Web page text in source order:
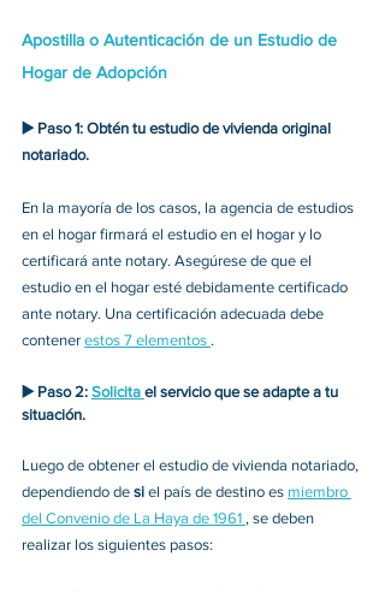
Apostilla o Autenticación de un Estudio de
Hogar de Adopción
▶️ Paso 1: Obtén tu estudio de vivienda original
notariado.
En la mayoría de los casos, la agencia de estudios
en el hogar firmará el estudio en el hogar y lo
certificará ante notary. Asegúrese de que el
estudio en el hogar esté debidamente certificado
ante notary. Una certificación adecuada debe
contener estos 7 elementos .
▶️ Paso 2: Solicita el servicio que se adapte a tu
situación.
Luego de obtener el estudio de vivienda notariado,
dependiendo de si el país de destino es miembro
del Convenio de La Haya de 1961 , se deben
realizar los siguientes pasos: